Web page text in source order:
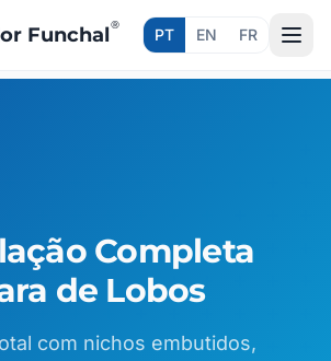
Funchal®
PT EN FR
Completa
de Lobos
com nichos embutidos,